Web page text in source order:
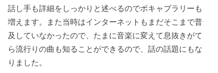
話し手も詳細をしっかりと述べるのでボキャブラリーも
増えます。また当時はインターネットもまだそこまで普
及していなかったので、たまに音楽に変えて息抜きがて
ら流行りの曲も知ることができるので、話の話題にもな
りました。